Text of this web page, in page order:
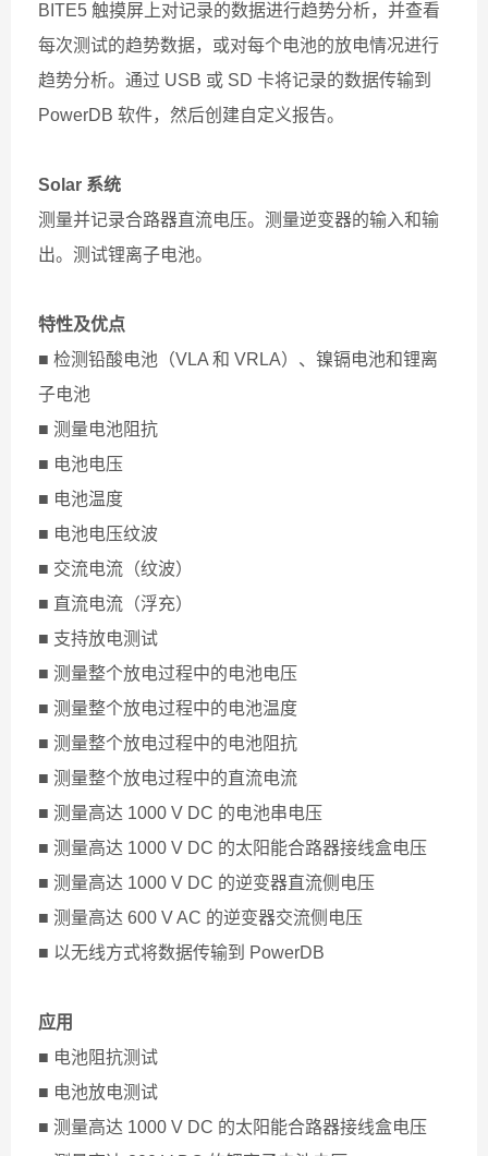
BITE5 触摸屏上对记录的数据进行趋势分析，并查看
每次测试的趋势数据，或对每个电池的放电情况进行
趋势分析。通过 USB 或 SD 卡将记录的数据传输到
PowerDB 软件，然后创建自定义报告。
Solar 系统
测量并记录合路器直流电压。测量逆变器的输入和输
出。测试锂离子电池。
特性及优点
■ 检测铅酸电池（VLA 和 VRLA）、镍镉电池和锂离
子电池
■ 测量电池阻抗
■ 电池电压
■ 电池温度
■ 电池电压纹波
■ 交流电流（纹波）
■ 直流电流（浮充）
■ 支持放电测试
■ 测量整个放电过程中的电池电压
■ 测量整个放电过程中的电池温度
■ 测量整个放电过程中的电池阻抗
■ 测量整个放电过程中的直流电流
■ 测量高达 1000 V DC 的电池串电压
■ 测量高达 1000 V DC 的太阳能合路器接线盒电压
■ 测量高达 1000 V DC 的逆变器直流侧电压
■ 测量高达 600 V AC 的逆变器交流侧电压
■ 以无线方式将数据传输到 PowerDB
应用
■ 电池阻抗测试
■ 电池放电测试
■ 测量高达 1000 V DC 的太阳能合路器接线盒电压